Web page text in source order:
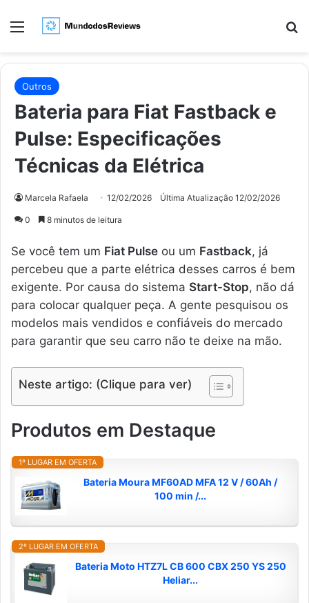
Menu
Outros
Bateria para Fiat Fastback e
Pulse: Especificações
Técnicas da Elétrica
Marcela Rafaela 12/02/2026 Última Atualização 12/02/2026
0 8 minutos de leitura
Se você tem um Fiat Pulse ou um Fastback, já
percebeu que a parte elétrica desses carros é bem
exigente. Por causa do sistema Start-Stop, não dá
para colocar qualquer peça. A gente pesquisou os
modelos mais vendidos e confiáveis do mercado
para garantir que seu carro não te deixe na mão.
Neste artigo: (Clique para ver)
Produtos em Destaque
1º LUGAR EM OFERTA
Bateria Moura MF60AD MFA 12 V / 60Ah /
100 min /...
2º LUGAR EM OFERTA
Bateria Moto HTZ7L CB 600 CBX 250 YS 250
Heliar...